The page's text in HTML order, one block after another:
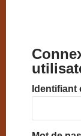
Identifiant